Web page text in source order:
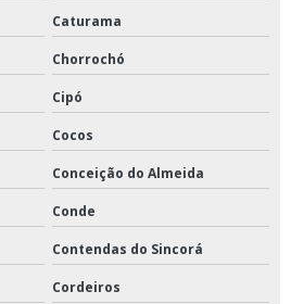
de ar condicionado
em ar condicionado
industrial
industrial bahia
ar condicionado split
condicionado
Caturama
Chorrochó
Cipó
Cocos
Conceição do Almeida
Conde
Contendas do Sincorá
Cordeiros